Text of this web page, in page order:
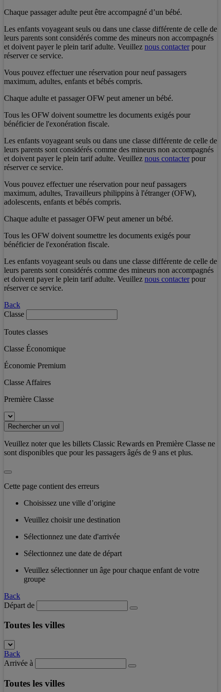
Chaque passager adulte peut être accompagné d’un bébé.
Les enfants voyageant seuls ou dans une classe différente de celle de
leurs parents sont considérés comme des mineurs non accompagnés
et doivent payer le plein tarif adulte. Veuillez nous contacterpour
réserver ce service.
Vous pouvez effectuer une réservation pour neuf passagers
maximum, adultes, enfants et bébés compris.
Chaque adulte et passager OFW peut amener un bébé.
Tous les OFW doivent soumettre les documents exigés pour
bénéficier de l'exonération fiscale.
Les enfants voyageant seuls ou dans une classe différente de celle de
leurs parents sont considérés comme des mineurs non accompagnés
et doivent payer le plein tarif adulte. Veuillez nous contacterpour
réserver ce service.
Vous pouvez effectuer une réservation pour neuf passagers
maximum, adultes, Travailleurs philippins à l'étranger (OFW),
adolescents, enfants et bébés compris.
Chaque adulte et passager OFW peut amener un bébé.
Tous les OFW doivent soumettre les documents exigés pour
bénéficier de l'exonération fiscale.
Les enfants voyageant seuls ou dans une classe différente de celle de
leurs parents sont considérés comme des mineurs non accompagnés
et doivent payer le plein tarif adulte. Veuillez nous contacterpour
réserver ce service.
Back
Classe
Toutes classes
Classe Économique
Économie Premium
Classe Affaires
Première Classe
Rechercher un vol
Veuillez noter que les billets Classic Rewards en Première Classe ne
sont disponibles que pour les passagers âgés de 9 ans et plus.
Cette page contient des erreurs
Choisissez une ville d’origine
Veuillez choisir une destination
Sélectionnez une date d'arrivée
Sélectionnez une date de départ
Veuillez sélectionner un âge pour chaque enfant de votre
groupe
Back
Départ de
Toutes les villes
Back
Arrivée à
Toutes les villes